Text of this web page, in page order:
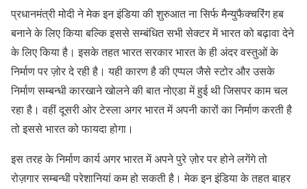
प्रधानमंत्री मोदी ने मेक इन इंडिया की शुरुआत ना सिर्फ मैन्युफैक्चरिंग हब
बनाने के लिए किया बल्कि इससे सम्बंधित सभी सेक्टर में भारत को बढ़ावा देने
के लिए किया है। इसके तहत भारत सरकार भारत के ही अंदर वस्तुओं के
निर्माण पर ज़ोर दे रही है। यही कारण है की एप्पल जैसे स्टोर और उसके
निर्माण सम्बन्धी कारखाने खोलने की बात नोएडा में हुई थी जिसपर काम चल
रहा है। वहीं दूसरी ओर टेस्ला अगर भारत में अपनी कारों का निर्माण करती है
तो इससे भारत को फायदा होगा।
इस तरह के निर्माण कार्य अगर भारत में अपने पुरे ज़ोर पर होने लगेंगे तो
रोज़गार सम्बन्धी परेशानियां कम हो सकती है। मेक इन इंडिया के तहत बाहर